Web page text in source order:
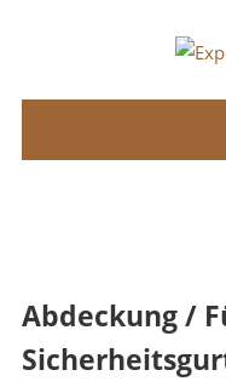
Exped
Abdeckung /